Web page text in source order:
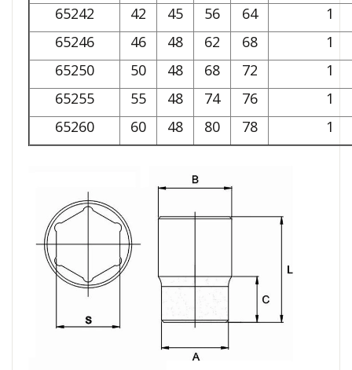
65242
42 45 56 64
1
65246
46 48 62 68
1
65250
50 48 68 72
1
65255
55 48 74 76
1
65260
60 48 80 78 1